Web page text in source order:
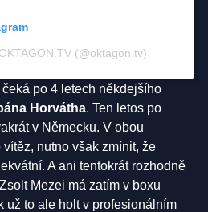
(@oktagon.tv)
po 4 letech někdejšího
Horvátha. Ten letos po
v Německu. V obou
nutno však zmínit, že
A ani tentokrát rozhodně
Mezei má zatím v boxu
už to ale holt v profesionálním